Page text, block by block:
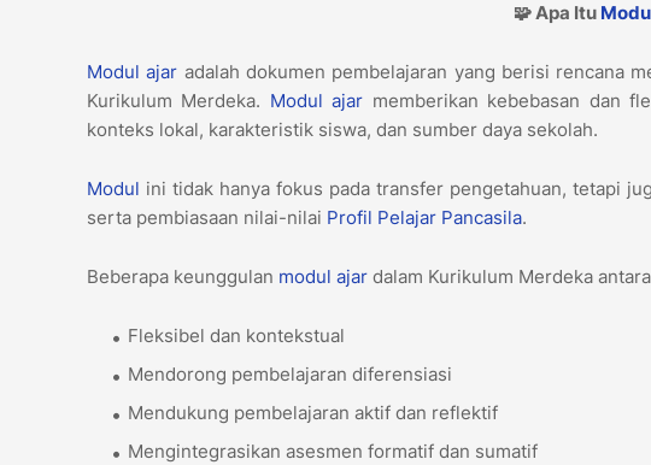
🧩 Apa Itu
Modul ajar adalah dokumen pembelajaran yang berisi rencana
Kurikulum Merdeka. Modul ajar memberikan kebebasan dan
konteks lokal, karakteristik siswa, dan sumber daya sekolah.
Modul ini tidak hanya fokus pada transfer pengetahuan, tetapi
serta pembiasaan nilai-nilai Profil Pelajar Pancasila.
Beberapa keunggulan modul ajar dalam Kurikulum Merdeka
Fleksibel dan kontekstual
Mendorong pembelajaran diferensiasi
Mendukung pembelajaran aktif dan reflektif
Mengintegrasikan asesmen formatif dan sumatif